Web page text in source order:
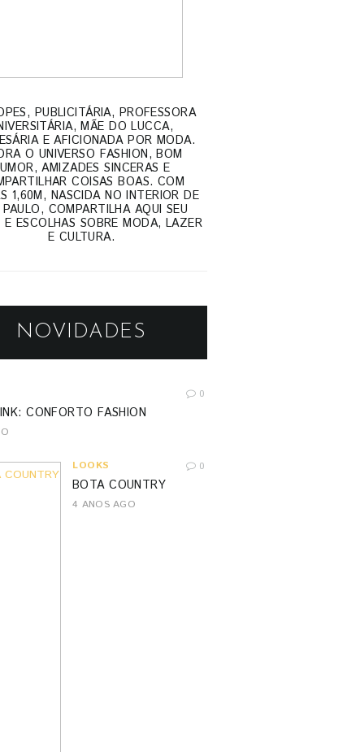
PUBLICITÁRIA, PROFESSORA
MÃE DO LUCCA,
E AFICIONADA POR MODA.
O UNIVERSO FASHION, BOM
AMIZADES SINCERAS E
COISAS BOAS. COM
1,60M, NASCIDA NO INTERIOR DE
COMPARTILHA AQUI SEU
E ESCOLHAS SOBRE MODA, LAZER
E CULTURA.
NOVIDADES
0
CONFORTO FASHION
LOOKS 0
BOTA COUNTRY
4 ANOS AGO